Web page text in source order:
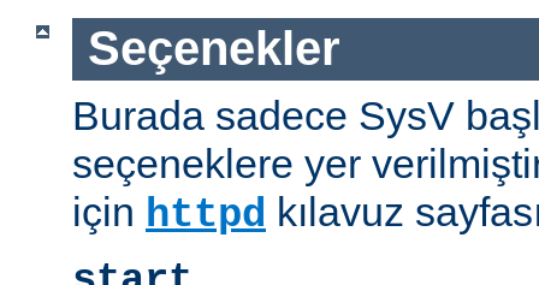
Seçenekler
Burada sadece SysV
seçeneklere yer
için httpd kılavuz